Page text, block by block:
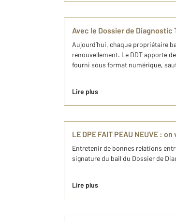
Avec le Dossier de
Aujourd’hui, chaque propriétaire
renouvellement. Le DDT apporte
fourni sous format numérique,
Lire plus
LE DPE FAIT PEAU NEUVE :
Entretenir de bonnes relations
signature du bail du Dossier de
Lire plus